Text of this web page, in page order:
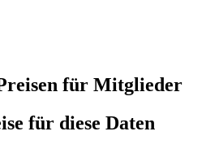
für Mitglieder
für diese Daten